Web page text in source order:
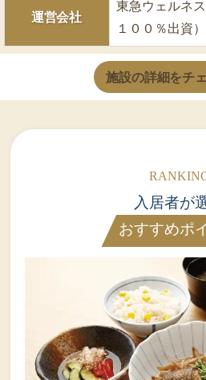
運営会社
東急ウェルネ
１００％出資）
施設の詳細をチ
入居者が
おすすめポ